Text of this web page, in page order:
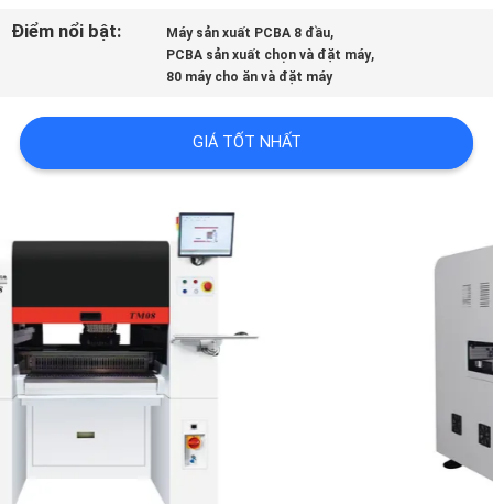
KIỂM
LƯỢNG
HỆ
VỚI
CHÚNG
TÔI
TỨC
Điểm nổi bật: Máy sản xuất PCBA 8 đầu,
PCBA sản xuất chọn và đặt máy,
80 máy cho ăn và đặt máy
GIÁ TỐT NHẤT